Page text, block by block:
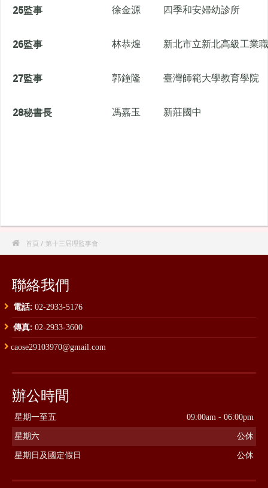
25監事 徐金源 四季和安婦幼診所
26監事 林恭煌 新北市立新北高級工業
27監事 郭鐘隆 臺灣師範大學教育學院
28秘書長 馮嘉玉 新莊國中
 首頁 / 第十三屆理監事會
聯絡我們
電話: 02-2933-5176
傳真: 02-2933-3600
caose29103970@gmail.com
辦公時間
星期一至五 09:00am - 06:00pm
星期六 公休
星期日及國定假日 公休